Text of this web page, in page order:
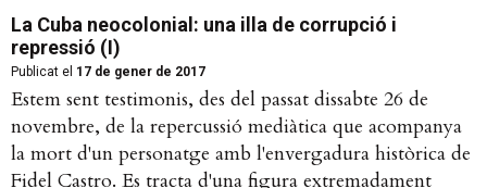
La Cuba neocolonial: una illa de corrupció i
repressió (I)
Publicat el 17 de gener de 2017
Estem sent testimonis, des del passat dissabte 26 de
novembre, de la repercussió mediàtica que acompanya
la mort d'un personatge amb l'envergadura històrica de
Fidel Castro. Es tracta d'una figura extremadament